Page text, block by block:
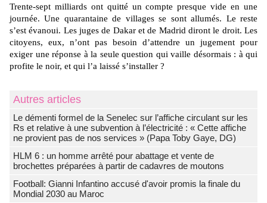
Trente-sept milliards ont quitté un compte presque vide en une
journée. Une quarantaine de villages se sont allumés. Le reste
s’est évanoui. Les juges de Dakar et de Madrid diront le droit. Les
citoyens, eux, n’ont pas besoin d’attendre un jugement pour
exiger une réponse à la seule question qui vaille désormais : à qui
profite le noir, et qui l’a laissé s’installer ?
Autres articles
Le démenti formel de la Senelec sur l’affiche circulant sur les
Rs et relative à une subvention à l’électricité : « Cette affiche
ne provient pas de nos services » (Papa Toby Gaye, DG)
HLM 6 : un homme arrêté pour abattage et vente de
brochettes préparées à partir de cadavres de moutons
Football: Gianni Infantino accusé d'avoir promis la finale du
Mondial 2030 au Maroc